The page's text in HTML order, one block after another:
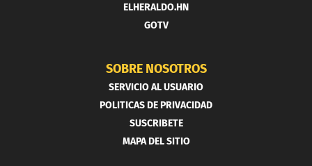
ELHERALDO.HN
GOTV
SOBRE NOSOTROS
SERVICIO AL USUARIO
POLITICAS DE PRIVACIDAD
SUSCRIBETE
MAPA DEL SITIO